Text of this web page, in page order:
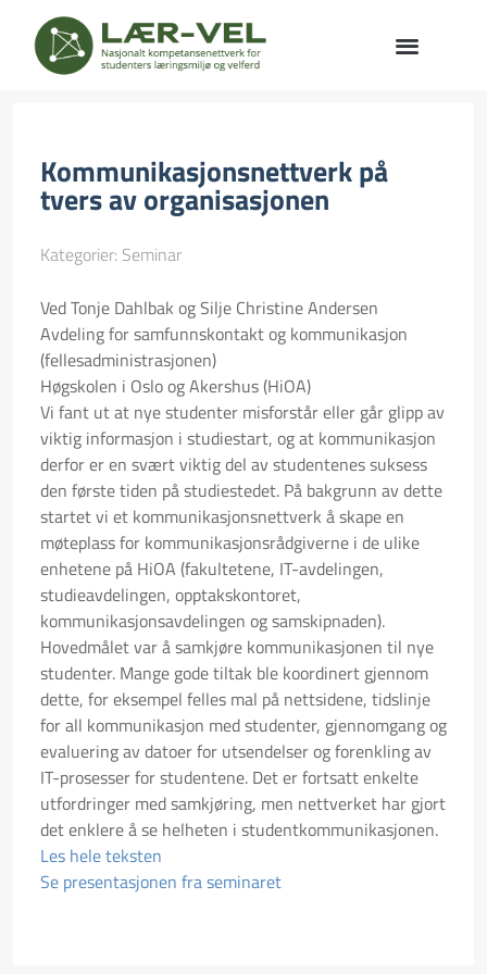
Kommunikasjonsnettverk på
tvers av organisasjonen
Kategorier: Seminar
Ved Tonje Dahlbak og Silje Christine Andersen
Avdeling for samfunnskontakt og kommunikasjon
(fellesadministrasjonen)
Høgskolen i Oslo og Akershus (HiOA)
Vi fant ut at nye studenter misforstår eller går glipp av
viktig informasjon i studiestart, og at kommunikasjon
derfor er en svært viktig del av studentenes suksess
den første tiden på studiestedet. På bakgrunn av dette
startet vi et kommunikasjonsnettverk å skape en
møteplass for kommunikasjonsrådgiverne i de ulike
enhetene på HiOA (fakultetene, IT-avdelingen,
studieavdelingen, opptakskontoret,
kommunikasjonsavdelingen og samskipnaden).
Hovedmålet var å samkjøre kommunikasjonen til nye
studenter. Mange gode tiltak ble koordinert gjennom
dette, for eksempel felles mal på nettsidene, tidslinje
for all kommunikasjon med studenter, gjennomgang og
evaluering av datoer for utsendelser og forenkling av
IT-prosesser for studentene. Det er fortsatt enkelte
utfordringer med samkjøring, men nettverket har gjort
det enklere å se helheten i studentkommunikasjonen.
Les hele teksten
Se presentasjonen fra seminaret